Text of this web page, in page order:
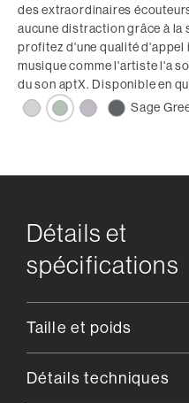
des extraordinaires
aucune distraction grâce à la
profitez d'une qualité
musique comme l'artiste l'a
du son aptX. Disponible en
Sage
Détails et
spécifications
Taille et poids
Détails techniques